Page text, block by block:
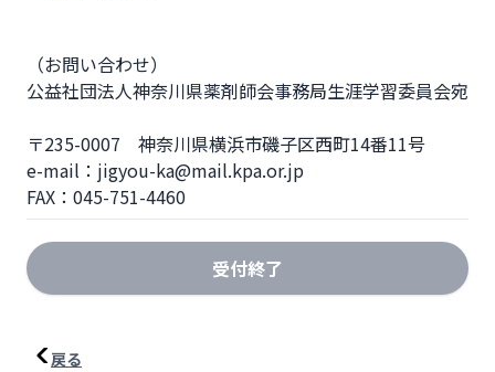
（お問い合わせ）
公益社団法人神奈川県薬剤師会事務局生涯学習委員会宛
〒235-0007　神奈川県横浜市磯子区西町14番11号
e-mail：jigyou-ka@mail.kpa.or.jp
FAX：045-751-4460
受付終了
戻る